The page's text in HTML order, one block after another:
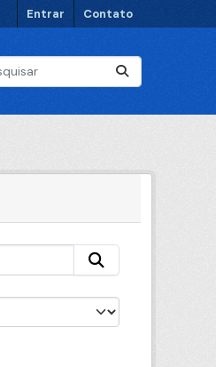
Entrar Contato